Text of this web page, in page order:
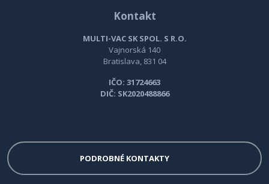
Kontakt
MULTI-VAC SK SPOL. S R.O.
Vajnorská 140
Bratislava, 831 04
IČO: 31724663
DIČ: SK2020488866
PODROBNÉ KONTAKTY